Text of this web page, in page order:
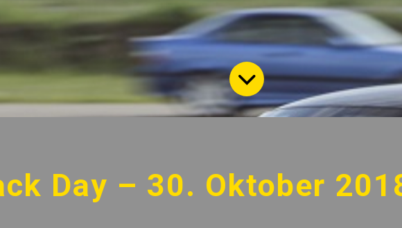
Day – 30. Oktober